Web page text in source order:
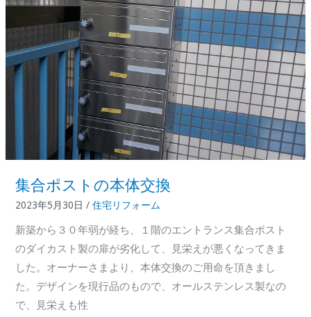
集合ポストの本体交換
2023年5月30日/住宅リフォーム
新築から３０年弱が経ち、１階のエントランス集合ポスト
のダイカスト製の扉が劣化して、見栄えが悪くなってきま
した。オーナーさまより、本体交換のご用命を頂きまし
た。デザインを現行品のもので、オールステンレス製なの
で、見栄えも性